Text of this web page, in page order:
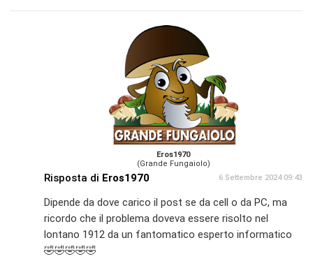
Eros1970
(Grande Fungaiolo)
Risposta di Eros1970 6 Settembre 2024 09:43
Dipende da dove carico il post se da cell o da PC, ma
ricordo che il problema doveva essere risolto nel
lontano 1912 da un fantomatico esperto informatico
🤣🤣🤣🤣🤣